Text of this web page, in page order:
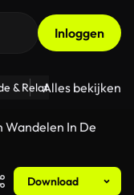
Inloggen
& Relaties - Fitness
Alles bekijken
Wandelen In De
Download